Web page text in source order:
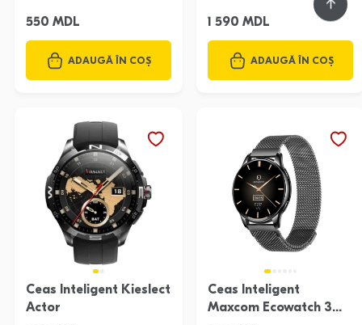
550 MDL
ADAUGĂ ÎN COȘ
1 590 MDL
ADAUGĂ ÎN COȘ
Ceas Inteligent Kieslect
Actor
Ceas Inteligent
Maxcom Ecowatch 3